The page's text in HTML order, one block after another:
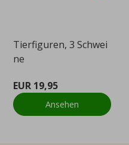
Tierfiguren, 3 Schwei
ne
EUR 19,95
Ansehen